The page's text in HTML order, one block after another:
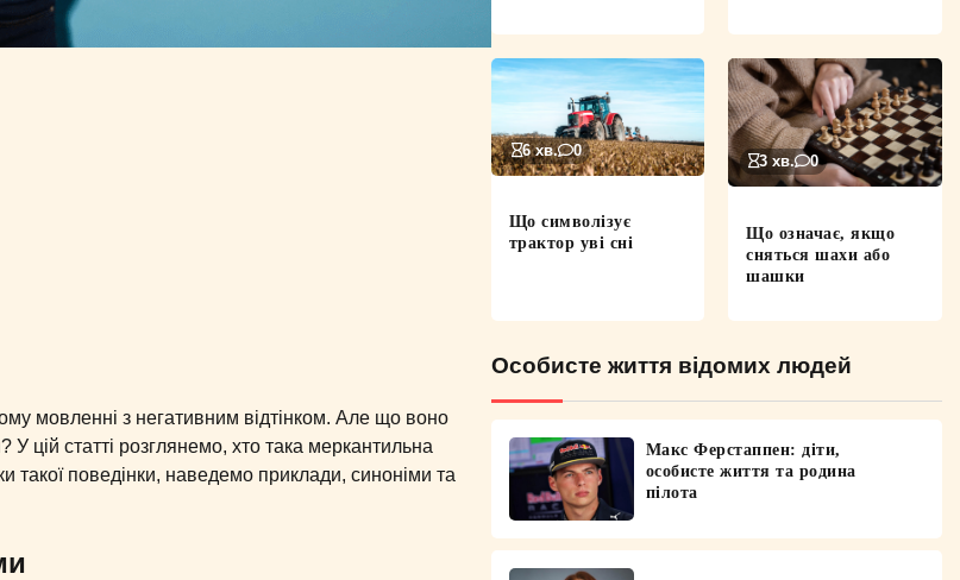
мовленні з негативним відтінком. Але що воно
цій статті розглянемо, хто така меркантильна
такої поведінки, наведемо приклади, синоніми та
6 хв. 0
Що символізує
трактор уві сні
3 хв. 0
Що означає, якщо
сняться шахи або
шашки
Особисте життя відомих людей
Макс Ферстаппен: діти,
особисте життя та родина
пілота